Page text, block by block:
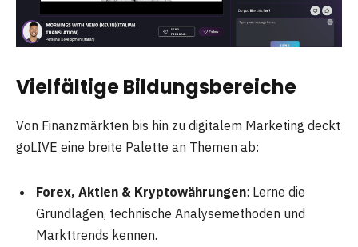
Vielfältige Bildungsbereiche
Von Finanzmärkten bis hin zu digitalem Marketing deckt
goLIVE eine breite Palette an Themen ab:
Forex, Aktien & Kryptowährungen: Lerne die
Grundlagen, technische Analysemethoden und
Markttrends kennen.